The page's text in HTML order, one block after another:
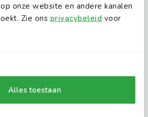
onze website en andere kanalen
Zie ons privacybeleid voor
Alles toestaan